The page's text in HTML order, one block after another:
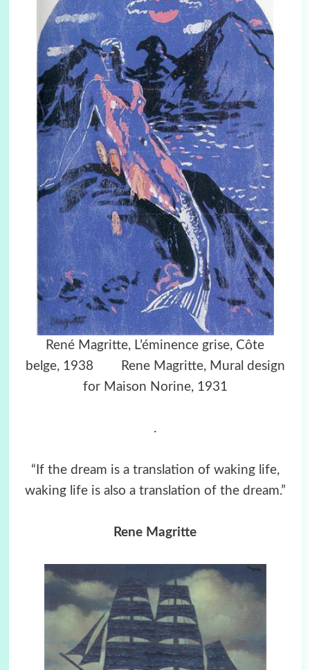
René Magritte, L’éminence grise, Côte
belge, 1938 Rene Magritte, Mural design
for Maison Norine, 1931
.
“If the dream is a translation of waking life,
waking life is also a translation of the dream.”
Rene Magritte